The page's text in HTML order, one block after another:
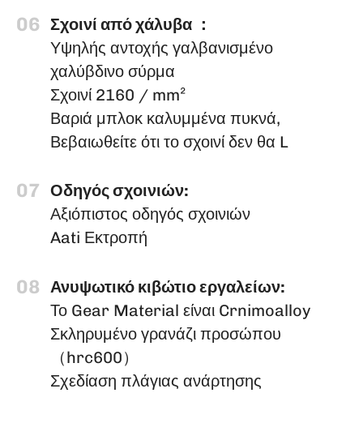
06 Σχοινί από χάλυβα ：
Υψηλής αντοχής γαλβανισμένο
χαλύβδινο σύρμα
Σχοινί 2160 / mm²
Βαριά μπλοκ καλυμμένα πυκνά,
Βεβαιωθείτε ότι το σχοινί δεν θα L
07 Οδηγός σχοινιών:
Αξιόπιστος οδηγός σχοινιών
Aati Εκτροπή
08
Ανυψωτικό κιβώτιο εργαλείων:
Το Gear Material είναι Crnimoalloy
Σκληρυμένο γρανάζι προσώπου
（hrc600）
Σχεδίαση πλάγιας ανάρτησης